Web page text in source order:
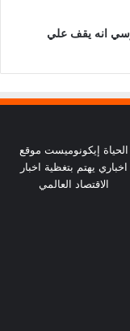
انه يقف علي
الحياة إيكونوميست موقع
اخباري يهتم بتغظية اخبار
الاقتصاد العالمي